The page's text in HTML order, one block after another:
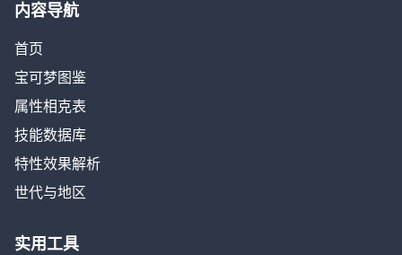
内容导航
首页
宝可梦图鉴
属性相克表
技能数据库
特性效果解析
世代与地区
实用工具